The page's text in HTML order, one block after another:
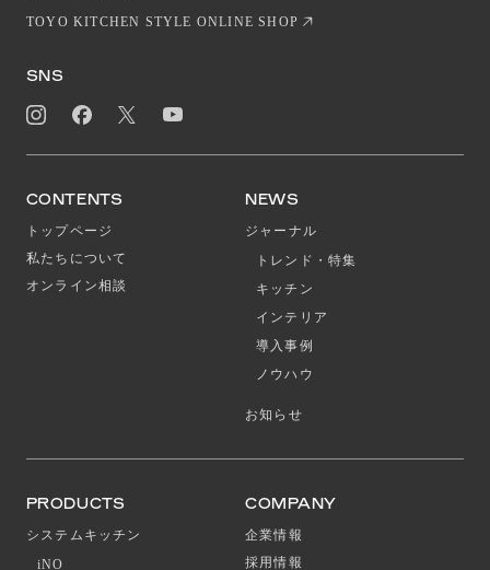
TOYO KITCHEN STYLE ONLINE SHOP
SNS
CONTENTS
トップページ
私たちについて
オンライン相談
NEWS
ジャーナル
トレンド・特集
キッチン
インテリア
導入事例
ノウハウ
お知らせ
PRODUCTS
システムキッチン
iNO
COMPANY
企業情報
採用情報